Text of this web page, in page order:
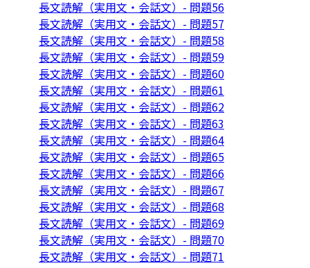
長文読解（実用文・会話文）- 問題56
長文読解（実用文・会話文）- 問題57
長文読解（実用文・会話文）- 問題58
長文読解（実用文・会話文）- 問題59
長文読解（実用文・会話文）- 問題60
長文読解（実用文・会話文）- 問題61
長文読解（実用文・会話文）- 問題62
長文読解（実用文・会話文）- 問題63
長文読解（実用文・会話文）- 問題64
長文読解（実用文・会話文）- 問題65
長文読解（実用文・会話文）- 問題66
長文読解（実用文・会話文）- 問題67
長文読解（実用文・会話文）- 問題68
長文読解（実用文・会話文）- 問題69
長文読解（実用文・会話文）- 問題70
長文読解（実用文・会話文）- 問題71